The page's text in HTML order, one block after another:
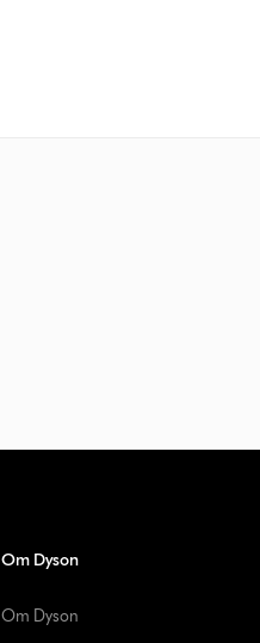
Om Dyson
Om Dyson